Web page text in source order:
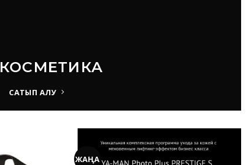
КОСМЕТИКА
САТЫП АЛУ
ЖАҢА